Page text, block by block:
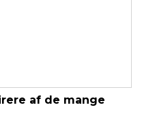
af de mange